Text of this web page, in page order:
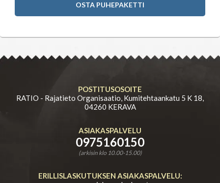
OSTA PUHEPAKETTI
POSTITUSOSOITE
RATIO - Rajatieto Organisaatio, Kumitehtaankatu 5 K 18,
04260 KERAVA
ASIAKASPALVELU
0975160150
(arkisin klo 10.00-15.00)
ERILLISLASKUTUKSEN ASIAKASPALVELU: